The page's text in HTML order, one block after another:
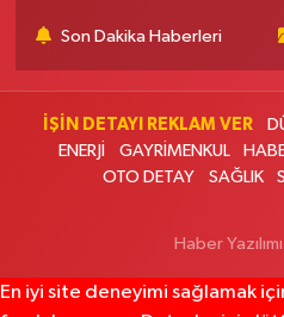
Lotus Eczanesi
SİTESİ ALTI
0 (212) 999 94 72 Yol Tarifi Al
Son Dakika Haberleri
İŞİN DETAYI REKLAM VER
ENERJİ
GAYRİMENKUL
OTO DETAY
SAĞLIK
Haber
En iyi site deneyimi sağlamak